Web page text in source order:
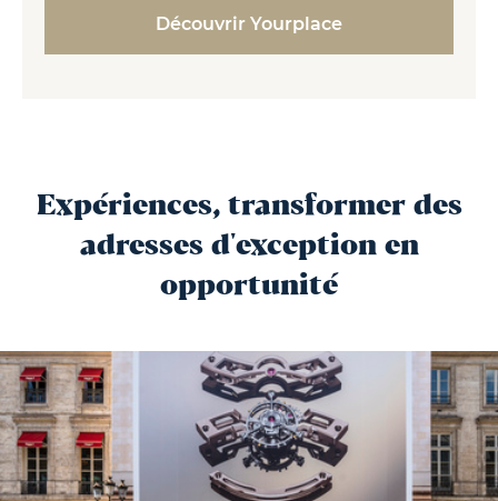
Découvrir Yourplace
Expériences, transformer des
adresses d'exception en
opportunité